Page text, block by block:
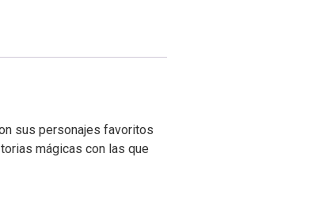
sus personajes favoritos
mágicas con las que